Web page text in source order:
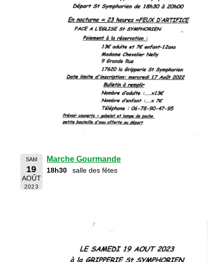
SAM
19
AOÛT
2023
Marche Gourmande
18h30 salle des fêtes